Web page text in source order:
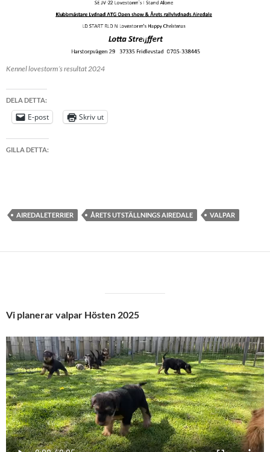
Kennel lovestorm´s resultat 2024
DELA DETTA:
E-post Skriv ut
GILLA DETTA:
AIREDALETERRIER ÅRETS UTSTÄLLNINGS AIREDALE VALPAR
Vi planerar valpar Hösten 2025